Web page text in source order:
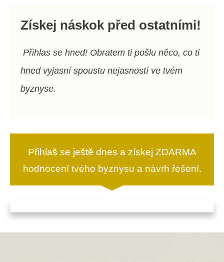
Získej náskok před ostatními!
Přihlas se hned! Obratem ti pošlu něco, co ti
hned vyjasní spoustu nejasností ve tvém
byznyse.
Přihlaš se ještě dnes a získej ZDARMA
hodnocení tvého byznysu a návrh řešení.